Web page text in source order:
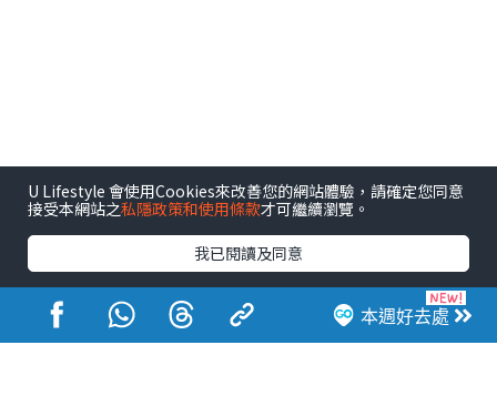
本週好去處
U Lifestyle 會使用Cookies來改善您的網站體驗，請確定您同意
接受本網站之私隱政策和使用條款才可繼續瀏覽。
我已閱讀及同意